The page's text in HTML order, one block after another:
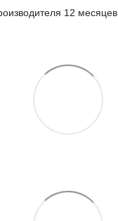
12 месяцев